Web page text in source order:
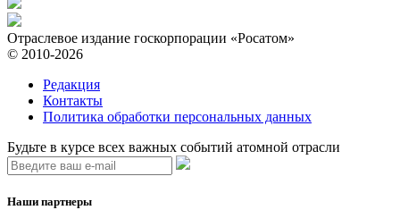
Отраслевое издание госкорпорации «Росатом»
© 2010-2026
Редакция
Контакты
Политика обработки персональных данных
Будьте в курсе всех важных событий атомной отрасли
Наши партнеры